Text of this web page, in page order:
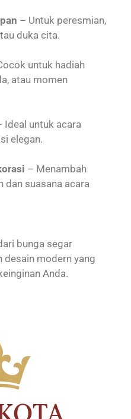
– Untuk peresmian,
duka cita.
untuk hadiah
atau momen
Ideal untuk acara
elegan.
– Menambah
dan suasana acara
bunga segar
modern yang
Anda.